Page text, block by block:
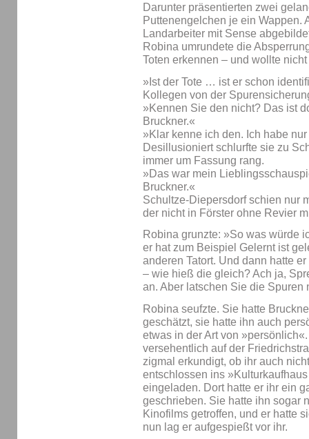
Darunter präsentierten zwei
Puttenengelchen je ein Wappen.
Landarbeiter mit Sense
Robina umrundete die
Toten erkennen – und wollte
»Ist der Tote … ist er schon
Kollegen von der
»Kennen Sie den nicht? Das ist
Bruckner.«
»Klar kenne ich den. Ich habe
Desillusioniert schlurfte sie zu
immer um Fassung rang.
»Das war mein
Bruckner.«
Schultze-Diepersdorf schien nur
der nicht in Förster ohne Revier
Robina grunzte: »So was würde
er hat zum Beispiel Gelernt ist
anderen Tatort. Und dann hatte
– wie hieß die gleich? Ach ja,
an. Aber latschen Sie die Spuren
Robina seufzte. Sie hatte
geschätzt, sie hatte ihn auch
etwas in der Art von
versehentlich auf der
zigmal erkundigt, ob ihr auch
entschlossen ins
eingeladen. Dort hatte er ihr ein
geschrieben. Sie hatte ihn sogar
Kinofilms getroffen, und er hatte
nun lag er aufgespießt vor ihr.